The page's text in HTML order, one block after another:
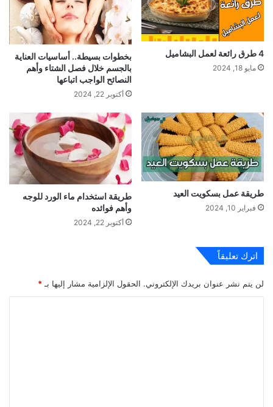
4 طرق رائعة لعمل البشاميل
مايو 18, 2024
بخطوات بسيطة.. أساسيات العناية
بالجسم خلال فصل الشتاء وأهم
النصائح الواجب اتباعها
أكتوبر 22, 2024
طريقة عمل بسكويت العيد
فبراير 10, 2024
طريقة استخدام ماء الورد للوجه
وأهم فوائده
أكتوبر 22, 2024
اترك تعليقاً
لن يتم نشر عنوان بريدك الإلكتروني. الحقول الإلزامية مشار إليها بـ *